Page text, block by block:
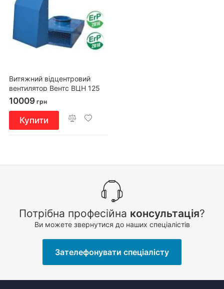
Витяжний відцентровий
вентилятор Вентс ВЦН 125
10009 грн
Купити
Потрібна професійна консультація?
Ви можете звернутися до наших спеціалістів
Зателефонувати спеціалісту